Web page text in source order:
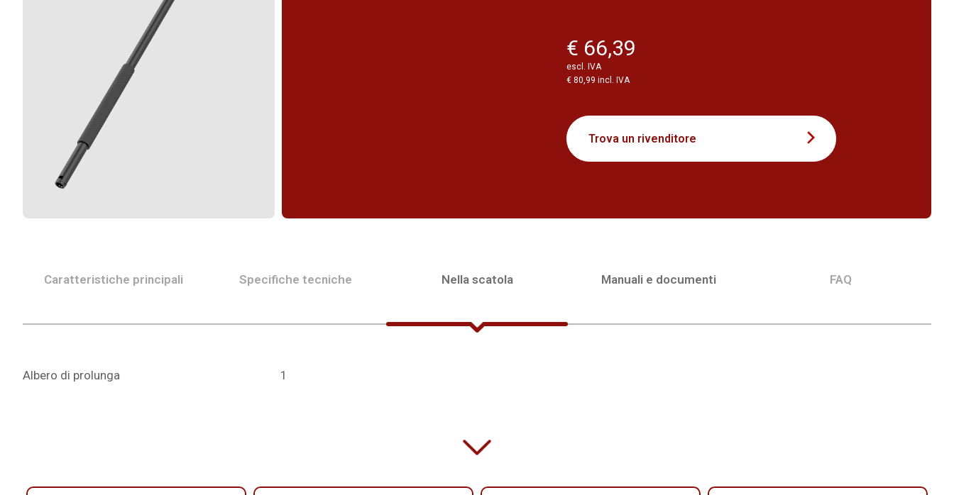
€ 66,39
escl. IVA
€ 80,99 incl. IVA
Trova un rivenditore
Caratteristiche principali Specifiche tecniche Nella scatola Manuali e documenti FAQ
Albero di prolunga 1